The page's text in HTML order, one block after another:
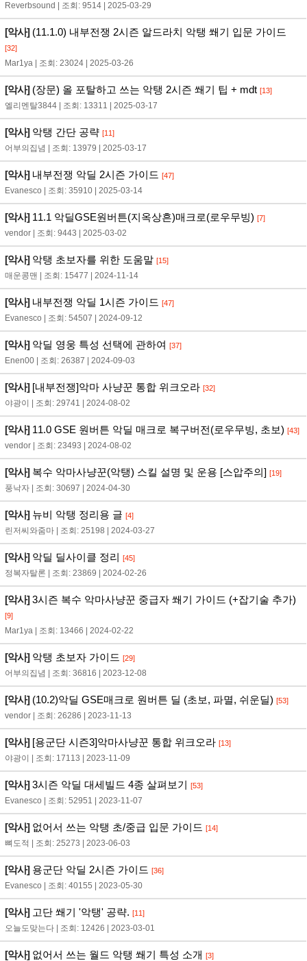
Reverbsound | 조회: 9514 | 2025-03-29
[악사](11.1.0) 내부전쟁 2시즌 알드라치 악탱 쐐기 입문 가이드
[32]
Mar1ya | 조회: 23024 | 2025-03-26
[악사](장문) 올 포탈하고 쓰는 악탱 2시즌 쐐기 팁 + mdt [13]
엘리멘탈3844 | 조회: 13311 | 2025-03-17
[악사]악탱 간단 공략 [11]
어부의집념 | 조회: 13979 | 2025-03-17
[악사]내부전쟁 악딜 2시즌 가이드 [47]
Evanesco | 조회: 35910 | 2025-03-14
[악사]11.1 악딜GSE원버튼(지옥상흔)매크로(로우무빙) [7]
vendor | 조회: 9443 | 2025-03-02
[악사]악탱 초보자를 위한 도움말 [15]
매운콩맨 | 조회: 15477 | 2024-11-14
[악사]내부전쟁 악딜 1시즌 가이드 [47]
Evanesco | 조회: 54507 | 2024-09-12
[악사]악딜 영웅 특성 선택에 관하여 [37]
Enen00 | 조회: 26387 | 2024-09-03
[악사][내부전쟁]악마 사냥꾼 통합 위크오라 [32]
야광이 | 조회: 29741 | 2024-08-02
[악사]11.0 GSE 원버튼 악딜 매크로 복구버전(로우무빙, 초보) [43]
vendor | 조회: 23493 | 2024-08-02
[악사]복수 악마사냥꾼(악탱) 스킬 설명 및 운용 [스압주의] [19]
풍낙자 | 조회: 30697 | 2024-04-30
[악사]뉴비 악탱 정리용 글 [4]
린저씨와줌마 | 조회: 25198 | 2024-03-27
[악사]악딜 딜사이클 정리 [45]
정복자탈론 | 조회: 23869 | 2024-02-26
[악사]3시즌 복수 악마사냥꾼 중급자 쐐기 가이드 (+잡기술 추가)
[9]
Mar1ya | 조회: 13466 | 2024-02-22
[악사]악탱 초보자 가이드 [29]
어부의집념 | 조회: 36816 | 2023-12-08
[악사](10.2)악딜 GSE매크로 원버튼 딜 (초보, 파멸, 쉬운딜) [53]
vendor | 조회: 26286 | 2023-11-13
[악사][용군단 시즌3]악마사냥꾼 통합 위크오라 [13]
야광이 | 조회: 17113 | 2023-11-09
[악사]3시즌 악딜 대세빌드 4종 살펴보기 [53]
Evanesco | 조회: 52951 | 2023-11-07
[악사]없어서 쓰는 악탱 초/중급 입문 가이드 [14]
뼈도적 | 조회: 25273 | 2023-06-03
[악사]용군단 악딜 2시즌 가이드 [36]
Evanesco | 조회: 40155 | 2023-05-30
[악사]고단 쐐기 '악탱' 공략. [11]
오늘도맞는다 | 조회: 12426 | 2023-03-01
[악사]없어서 쓰는 월드 악탱 쐐기 특성 소개 [3]